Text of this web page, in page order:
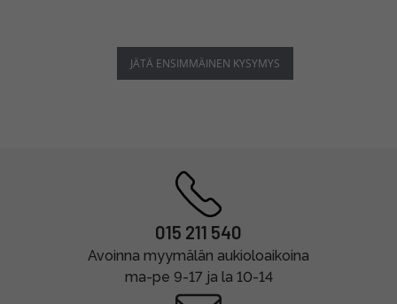
JÄTÄ ENSIMMÄINEN KYSYMYS
015 211 540
Avoinna myymälän aukioloaikoina
ma-pe 9-17 ja la 10-14